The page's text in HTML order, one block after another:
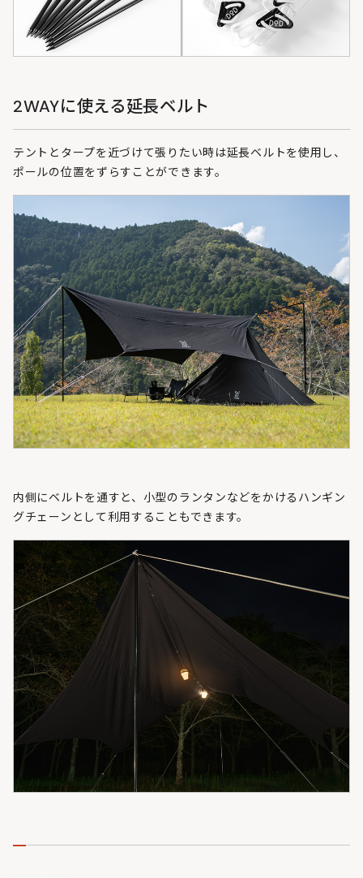
2WAYに使える延長ベルト
テントとタープを近づけて張りたい時は延長ベルトを使用し、
ポールの位置をずらすことができます。
内側にベルトを通すと、⼩型のランタンなどをかけるハンギン
グチェーンとして利用することもできます。